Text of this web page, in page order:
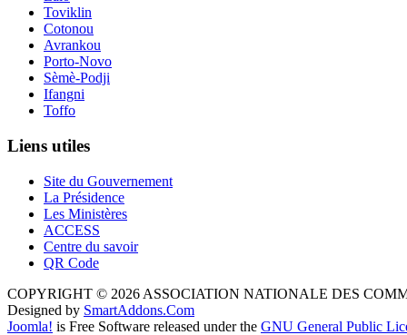
Toviklin
Cotonou
Avrankou
Porto-Novo
Sèmè-Podji
Ifangni
Toffo
Liens utiles
Site du Gouvernement
La Présidence
Les Ministères
ACCESS
Centre du savoir
QR Code
COPYRIGHT © 2026 ASSOCIATION NATIONALE DES
Designed by SmartAddons.Com
Joomla! is Free Software released under the GNU General Public